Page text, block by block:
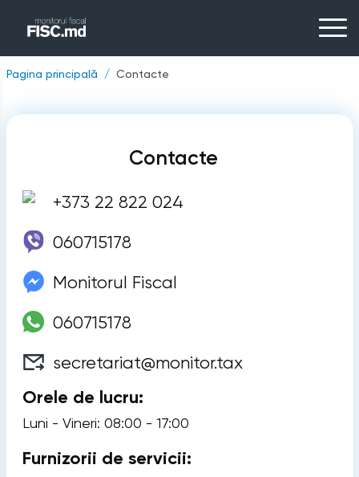
Pagina principală Contacte
Contacte
+373 22 822 024
060715178
Monitorul Fiscal
060715178
secretariat@monitor.tax
Orele de lucru:
Luni - Vineri: 08:00 - 17:00
Furnizorii de servicii: